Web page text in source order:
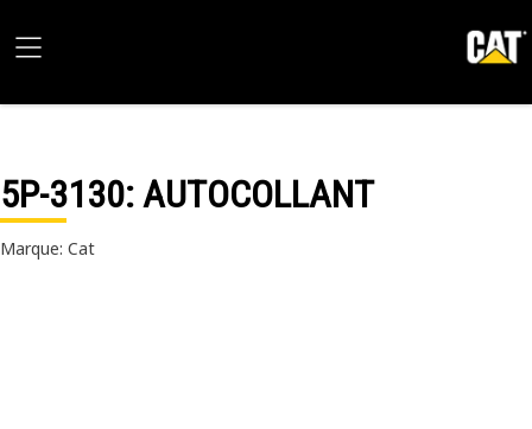
5P-3130: AUTOCOLLANT
Marque: Cat